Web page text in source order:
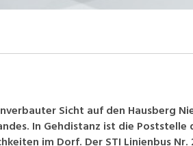
Sicht auf den Hausberg
In Gehdistanz ist die Poststelle
im Dorf. Der STI Linienbus